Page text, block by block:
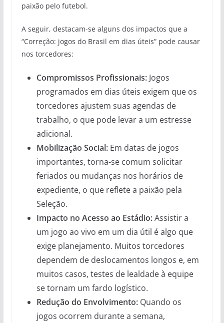
paixão pelo futebol.
A seguir, destacam-se alguns dos impactos que a
“Correção: jogos do Brasil em dias úteis” pode causar
nos torcedores:
Compromissos Profissionais:Jogos
programados em dias úteis exigem que os
torcedores ajustem suas agendas de
trabalho, o que pode levar a um estresse
adicional.
Mobilização Social:Em datas de jogos
importantes, torna-se comum solicitar
feriados ou mudanças nos horários de
expediente, o que reflete a paixão pela
Seleção.
Impacto no Acesso ao Estádio:Assistir a
um jogo ao vivo em um dia útil é algo que
exige planejamento. Muitos torcedores
dependem de deslocamentos longos e, em
muitos casos, testes de lealdade à equipe
se tornam um fardo logístico.
Redução do Envolvimento:Quando os
jogos ocorrem durante a semana,